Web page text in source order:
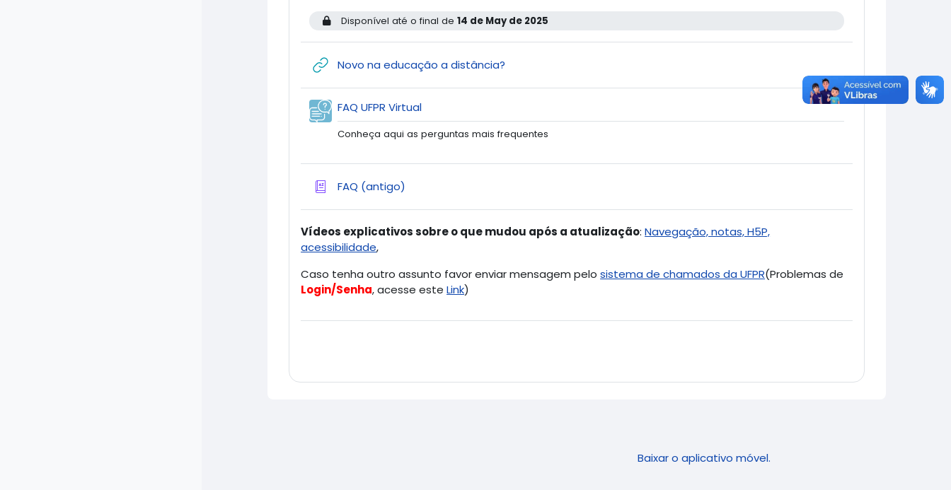
Disponível até o final de 14 de May de 2025
Novo na educação a distância?
FAQ UFPR VirtualFAQ_CIPEAD
Conheça aqui as perguntas mais frequentes
FAQ (antigo)
Vídeos explicativos sobre o que mudou após a atualização:Navegação, notas, H5P,
acessibilidade,
Caso tenha outro assunto favor enviar mensagem pelosistema de chamados da UFPR(Problemas de
Login/Senha, acesse esteLink)
Baixar o aplicativo móvel.